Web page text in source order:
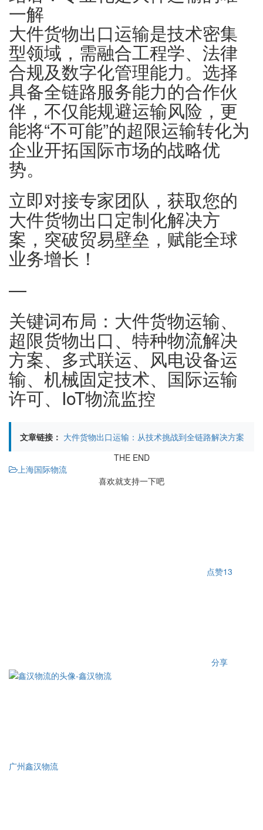
一解
大件货物出口运输是技术密集
型领域，需融合工程学、法律
合规及数字化管理能力。选择
具备全链路服务能力的合作伙
伴，不仅能规避运输风险，更
能将“不可能”的超限运输转化为
企业开拓国际市场的战略优
势。
立即对接专家团队，获取您的
大件货物出口定制化解决方
案，突破贸易壁垒，赋能全球
业务增长！
—
关键词布局：大件货物运输、
超限货物出口、特种物流解决
方案、多式联运、风电设备运
输、机械固定技术、国际运输
许可、IoT物流监控
文章链接： 大件货物出口运输：从技术挑战到全链路解决方案
THE END
上海国际物流
喜欢就支持一下吧
点赞13
分享
广州鑫汉物流